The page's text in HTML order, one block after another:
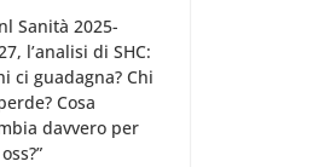
Sanità 2025-
l’analisi di SHC:
ci guadagna? Chi
Cosa
davvero per